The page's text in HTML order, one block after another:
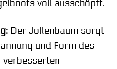
voll ausschöpft.
Der Jollenbaum sorgt
und Form des
verbesserten